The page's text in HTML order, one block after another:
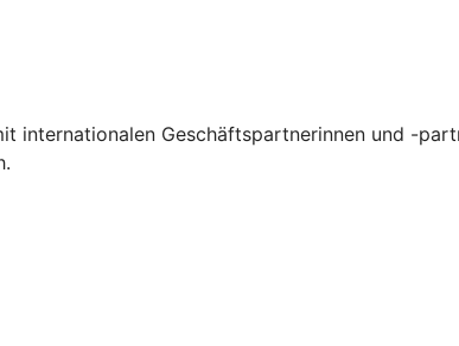
internationalen Geschäftspartnerinnen und -